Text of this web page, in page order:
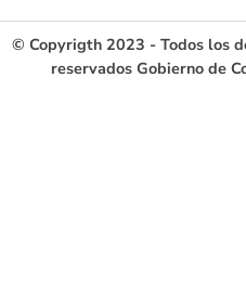
© Copyrigth 2023 - Todos los
reservados Gobierno de